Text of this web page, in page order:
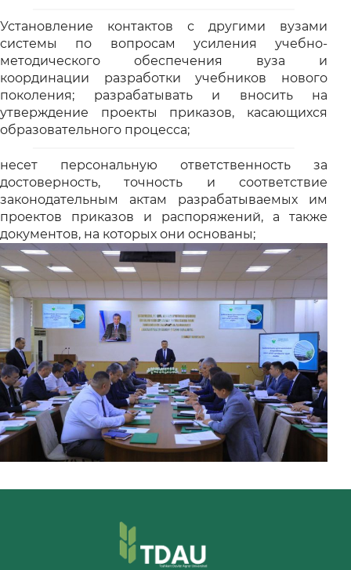
Установление контактов с другими вузами
системы по вопросам усиления учебно-
методического обеспечения вуза и
координации разработки учебников нового
поколения; разрабатывать и вносить на
утверждение проекты приказов, касающихся
образовательного процесса;
несет персональную ответственность за
достоверность, точность и соответствие
законодательным актам разрабатываемых им
проектов приказов и распоряжений, а также
документов, на которых они основаны;